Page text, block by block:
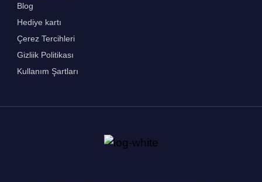
Blog
Hediye kartı
Çerez Tercihleri
Gizliik Politikası
Kullanım Şartları